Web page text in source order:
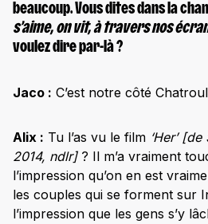
beaucoup. Vous dites dans la
s’aime, on vit, à travers nos
voulez dire par-là ?
Jaco : C’est notre côté
Alix : Tu l’as vu le film ‘Her’ [de
2014, ndlr]? Il m’a vraiment
l’impression qu’on en est
les couples qui se forment sur
l’impression que les gens s’y